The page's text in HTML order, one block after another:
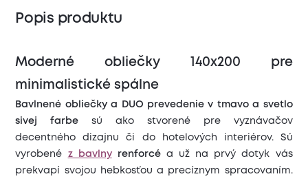
Popis produktu
Moderné obliečky 140x200 pre
minimalistické spálne
Bavlnené obliečky a DUO prevedenie v tmavo a svetlo
sivej farbesú ako stvorené pre vyznávačov
decentného dizajnu
či do hotelových interiérov. Sú
vyrobené
z bavlnyrenforcéa už na prvý dotyk vás
prekvapí svojou hebkosťou a precíznym spracovaním.